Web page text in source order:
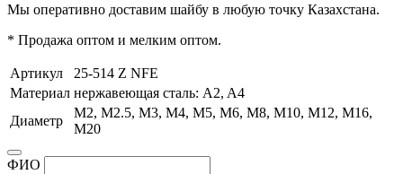
Мы оперативно доставим шайбу в любую точку Казахстана.
* Продажа оптом и мелким оптом.
Артикул
25-514 Z NFE
Материал нержавеющая сталь: A2, A4
Диаметр
М2, М2.5, М3, М4, М5, М6, М8, М10, М12, М16,
М20
ФИО